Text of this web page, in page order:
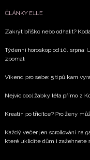
ČLÁNKY ELLE
Zakrýt bříško nebo odhalit?
Týdenní horoskop od 10. srpna:
zpomalí
Víkend pro sebe: 5 tipů kam
Nejvíc cool žabky léta přímo z
Kreatin po třicítce? Pro ženy
Každý večer jen scrollování na
které uklidíte dům i zažehnete